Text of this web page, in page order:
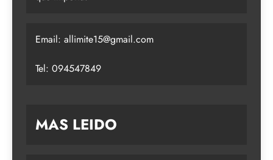
Email: allimite15@gmail.com
Tel: 094547849
MAS LEIDO